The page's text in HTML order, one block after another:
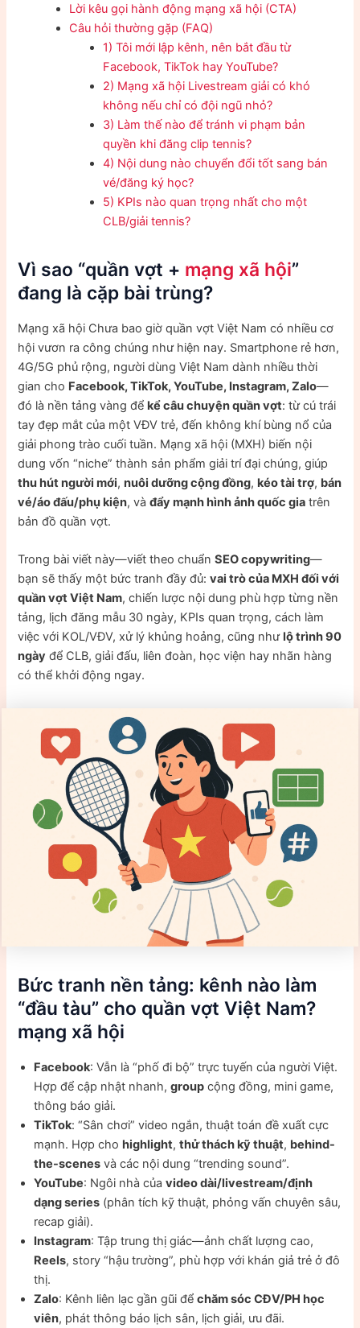
Lời kêu gọi hành động mạng xã hội (CTA)
Câu hỏi thường gặp (FAQ)
1) Tôi mới lập kênh, nên bắt đầu từ
Facebook, TikTok hay YouTube?
2) Mạng xã hội Livestream giải có khó
không nếu chỉ có đội ngũ nhỏ?
3) Làm thế nào để tránh vi phạm bản
quyền khi đăng clip tennis?
4) Nội dung nào chuyển đổi tốt sang bán
vé/đăng ký học?
5) KPIs nào quan trọng nhất cho một
CLB/giải tennis?
Vì sao “quần vợt + mạng xã hội”
đang là cặp bài trùng?
Mạng xã hội Chưa bao giờ quần vợt Việt Nam có nhiều cơ
hội vươn ra công chúng như hiện nay. Smartphone rẻ hơn,
4G/5G phủ rộng, người dùng Việt Nam dành nhiều thời
gian cho Facebook, TikTok, YouTube, Instagram, Zalo—
đó là nền tảng vàng đểkể câu chuyện quần vợt: từ cú trái
tay đẹp mắt của một VĐV trẻ, đến không khí bùng nổ của
giải phong trào cuối tuần. Mạng xã hội (MXH) biến nội
dung vốn “niche” thành sản phẩm giải trí đại chúng, giúp
thu hút người mới,nuôi dưỡng cộng đồng,kéo tài trợ, bán
vé/áo đấu/phụ kiện, vàđẩy mạnh hình ảnh quốc gia trên
bản đồ quần vợt.
Trong bài viết này—viết theo chuẩnSEO copywriting—
bạn sẽ thấy một bức tranh đầy đủ:vai trò của MXH đối với
quần vợt Việt Nam, chiến lược nội dung phù hợp từng nền
tảng, lịch đăng mẫu 30 ngày, KPIs quan trọng, cách làm
việc với KOL/VĐV, xử lý khủng hoảng, cũng nhưlộ trình 90
ngày để CLB, giải đấu, liên đoàn, học viện hay nhãn hàng
có thể khởi động ngay.
Bức tranh nền tảng: kênh nào làm
“đầu tàu” cho quần vợt Việt Nam?
mạng xã hội
Facebook: Vẫn là “phố đi bộ” trực tuyến của người Việt.
Hợp để cập nhật nhanh,group cộng đồng, mini game,
thông báo giải.
TikTok: “Sân chơi” video ngắn, thuật toán đề xuất cực
mạnh. Hợp chohighlight,thử thách kỹ thuật, behind-
the-scenes và các nội dung “trending sound”.
YouTube: Ngôi nhà củavideo dài/livestream/định
dạng series (phân tích kỹ thuật, phỏng vấn chuyên sâu,
recap giải).
Instagram: Tập trung thị giác—ảnh chất lượng cao,
Reels, story “hậu trường”, phù hợp với khán giả trẻ ở đô
thị.
Zalo: Kênh liên lạc gần gũi đểchăm sóc CĐV/PH học
viên, phát thông báo lịch sân, lịch giải, ưu đãi.